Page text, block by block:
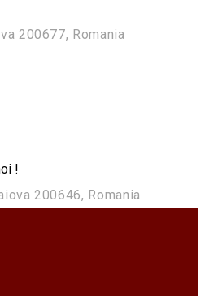
200677, Romania
!
200646, Romania